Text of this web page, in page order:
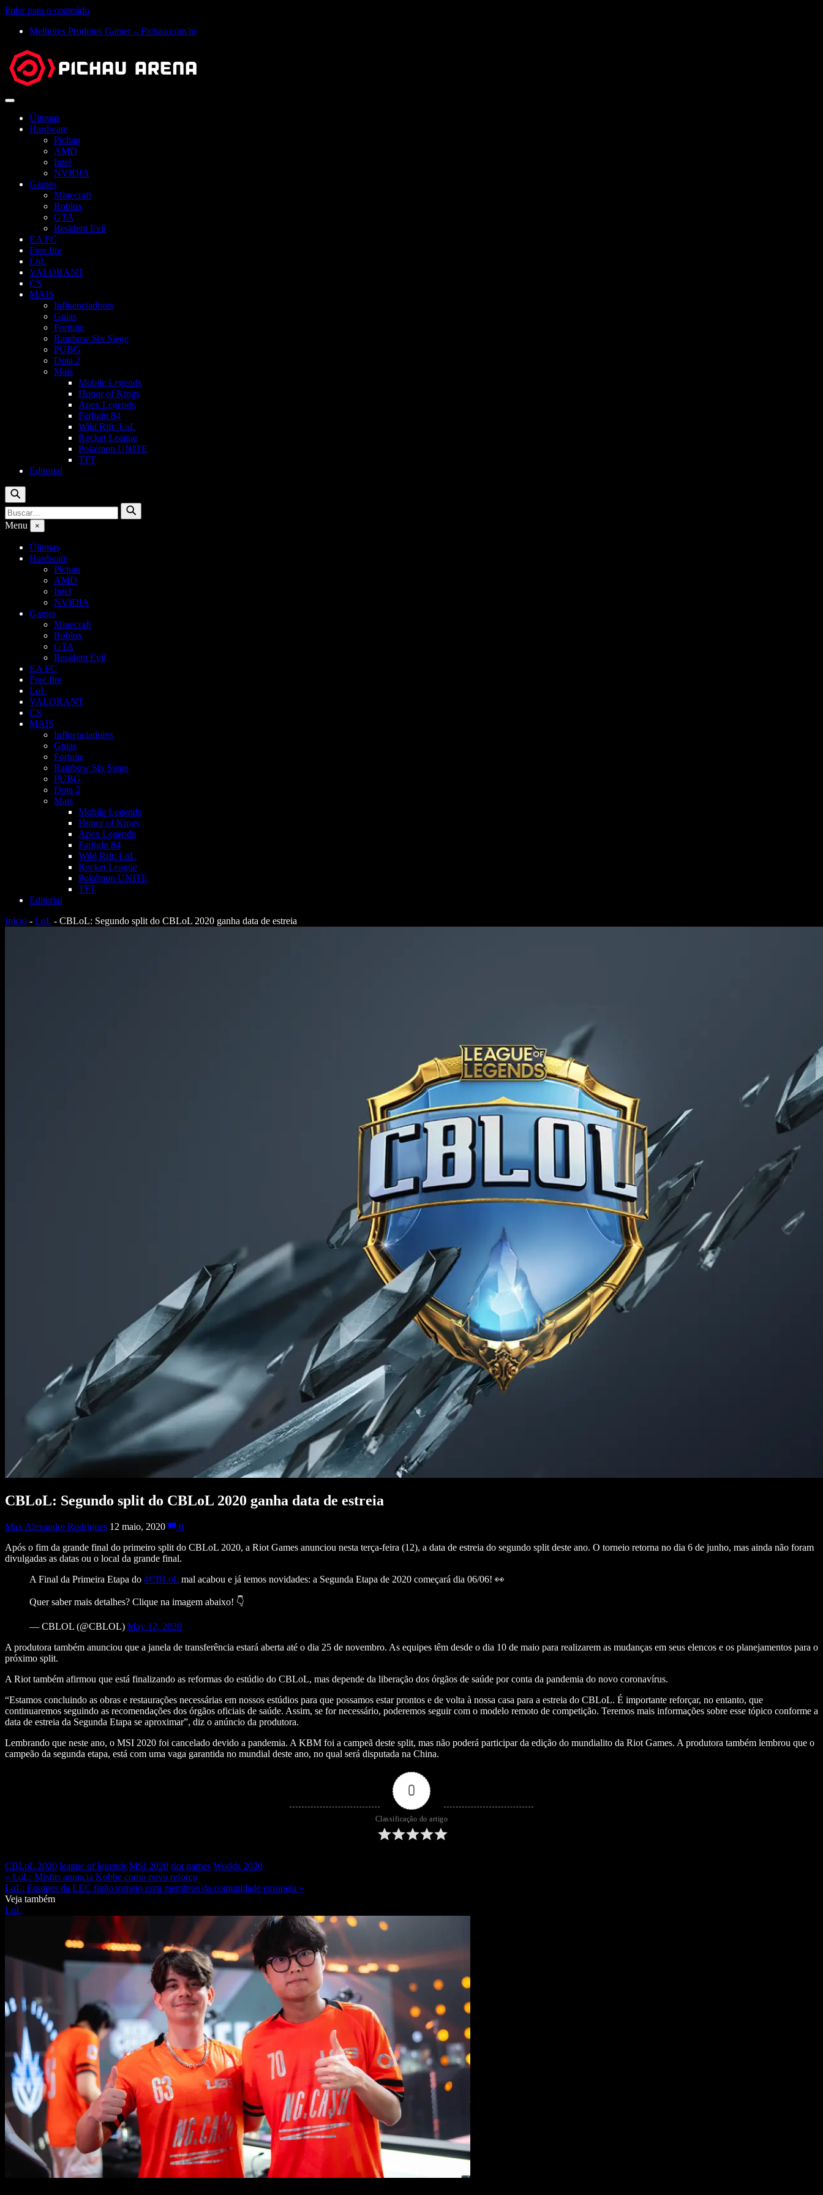
Pular para o conteúdo
Melhores Produtos Gamer – Pichau.com.br
Abrir
Últimas
Hardware
Pichau
AMD
Intel
NVIDIA
Games
Minecraft
Roblox
GTA
Resident Evil
EA FC
Free fire
LoL
VALORANT
CS
MAIS
Influenciadores
Guias
Fortnite
Rainbow Six Siege
PUBG
Dota 2
Mais
Mobile Legends
Honor of Kings
Apex Legends
Farlight 84
Wild Rift: LoL
Rocket League
Pokémon UNITE
TFT
Editorial
Buscar
Buscar
por:
Buscar
Menu ×
Últimas
Hardware
Pichau
AMD
Intel
NVIDIA
Games
Minecraft
Roblox
GTA
Resident Evil
EA FC
Free fire
LoL
VALORANT
CS
MAIS
Influenciadores
Guias
Fortnite
Rainbow Six Siege
PUBG
Dota 2
Mais
Mobile Legends
Honor of Kings
Apex Legends
Farlight 84
Wild Rift: LoL
Rocket League
Pokémon UNITE
TFT
Editorial
Início - LoL - CBLoL: Segundo split do CBLoL 2020 ganha data de estreia
CBLoL: Segundo split do CBLoL 2020 ganha data de estreia
Max Alexandre Rodrigues 12 maio, 2020
0
Após o fim da grande final do primeiro split do CBLoL 2020, a Riot Games anunciou nesta terça-feira (12), a data de estreia do segundo split deste ano. O torneio retorna no dia 6 de junho, mas ainda não foram
divulgadas as datas ou o local da grande final.
A Final da Primeira Etapa do #CBLoL mal acabou e já temos novidades: a Segunda Etapa de 2020 começará dia 06/06! 👀
Quer saber mais detalhes? Clique na imagem abaixo! 👇
— CBLOL (@CBLOL) May 12, 2020
A produtora também anunciou que a janela de transferência estará aberta até o dia 25 de novembro. As equipes têm desde o dia 10 de maio para realizarem as mudanças em seus elencos e os planejamentos para o
próximo split.
A Riot também afirmou que está finalizando as reformas do estúdio do CBLoL, mas depende da liberação dos órgãos de saúde por conta da pandemia do novo coronavírus.
“Estamos concluindo as obras e restaurações necessárias em nossos estúdios para que possamos estar prontos e de volta à nossa casa para a estreia do CBLoL. É importante reforçar, no entanto, que
continuaremos seguindo as recomendações dos órgãos oficiais de saúde. Assim, se for necessário, poderemos seguir com o modelo remoto de competição. Teremos mais informações sobre esse tópico conforme a
data de estreia da Segunda Etapa se aproximar”, diz o anúncio da produtora.
Lembrando que neste ano, o MSI 2020 foi cancelado devido a pandemia. A KBM foi a campeã deste split, mas não poderá participar da edição do mundialito da Riot Games. A produtora também lembrou que o
campeão da segunda etapa, está com uma vaga garantida no mundial deste ano, no qual será disputada na China.
0
Classificação do artigo
CBLoL 2020 league of legends MSI 2020 riot games Worlds 2020
« LoL: Misfits anuncia Kobbe como novo reforço
LoL: Equipes da LEC farão torneio com membros da comunidade europeia »
Veja também
LoL